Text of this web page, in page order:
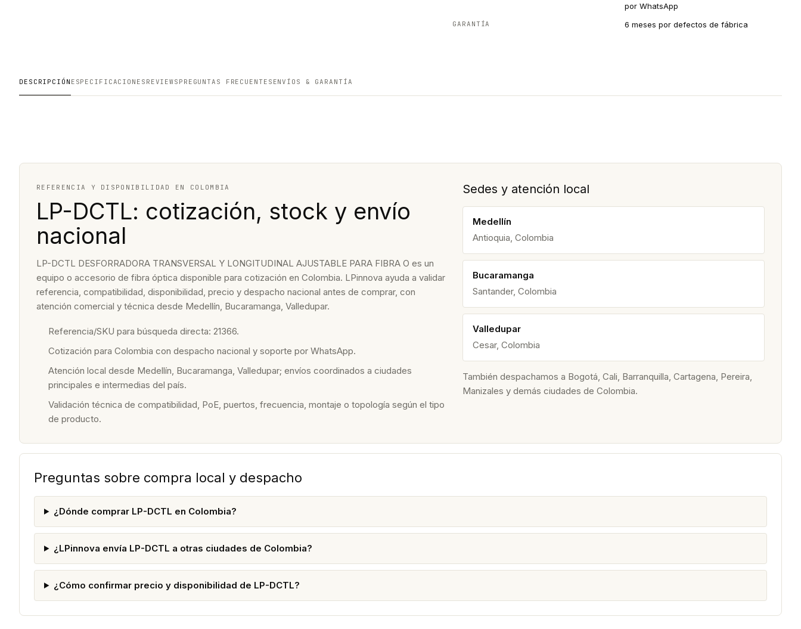
por WhatsApp
GARANTÍA 6 meses por defectos de fábrica
DESCRIPCIÓN ESPECIFICACIONES REVIEWS PREGUNTAS FRECUENTES ENVÍOS & GARANTÍA
REFERENCIA Y DISPONIBILIDAD EN COLOMBIA
LP-DCTL: cotización, stock y envío
nacional
LP-DCTL DESFORRADORA TRANSVERSAL Y LONGITUDINAL AJUSTABLE PARA FIBRA O es un
equipo o accesorio de fibra óptica disponible para cotización en Colombia. LPinnova ayuda a validar
referencia, compatibilidad, disponibilidad, precio y despacho nacional antes de comprar, con
atención comercial y técnica desde Medellín, Bucaramanga, Valledupar.
Referencia/SKU para búsqueda directa: 21366.
Cotización para Colombia con despacho nacional y soporte por WhatsApp.
Atención local desde Medellín, Bucaramanga, Valledupar; envíos coordinados a ciudades
principales e intermedias del país.
Validación técnica de compatibilidad, PoE, puertos, frecuencia, montaje o topología según el tipo
de producto.
Sedes y atención local
Medellín
Antioquia, Colombia
Bucaramanga
Santander, Colombia
Valledupar
Cesar, Colombia
También despachamos a Bogotá, Cali, Barranquilla, Cartagena, Pereira,
Manizales y demás ciudades de Colombia.
Preguntas sobre compra local y despacho
¿Dónde comprar LP-DCTL en Colombia?
¿LPinnova envía LP-DCTL a otras ciudades de Colombia?
¿Cómo confirmar precio y disponibilidad de LP-DCTL?